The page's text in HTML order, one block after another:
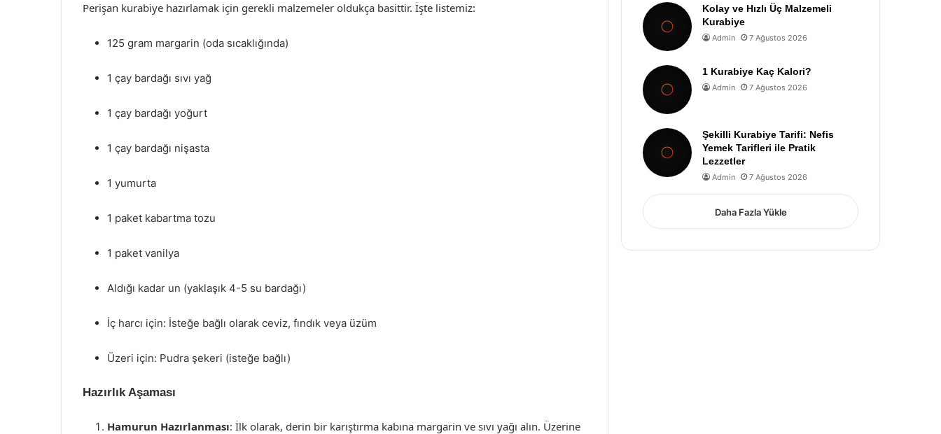
Perişan kurabiye hazırlamak için gerekli malzemeler oldukça basittir. İşte listemiz:
125 gram margarin (oda sıcaklığında)
1 çay bardağı sıvı yağ
1 çay bardağı yoğurt
1 çay bardağı nişasta
1 yumurta
1 paket kabartma tozu
1 paket vanilya
Aldığı kadar un (yaklaşık 4-5 su bardağı)
İç harcı için: İsteğe bağlı olarak ceviz, fındık veya üzüm
Üzeri için: Pudra şekeri (isteğe bağlı)
Hazırlık Aşaması
Hamurun Hazırlanması: İlk olarak, derin bir karıştırma kabına margarin ve sıvı yağı alın. Üzerine
Kolay ve Hızlı Üç Malzemeli
Kurabiye
Admin 7 Ağustos 2026
1 Kurabiye Kaç Kalori?
Admin 7 Ağustos 2026
Şekilli Kurabiye Tarifi: Nefis
Yemek Tarifleri ile Pratik
Lezzetler
Admin 7 Ağustos 2026
Daha Fazla Yükle